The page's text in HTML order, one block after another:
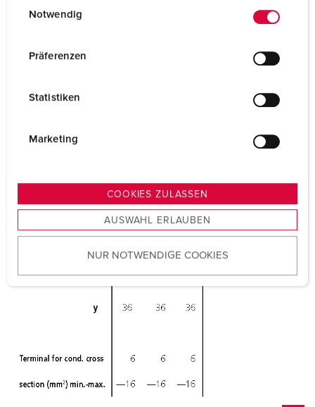
s
u
w
Notwendig
Präferenzen
Statistiken
Marketing
COOKIES ZULASSEN
AUSWAHL ERLAUBEN
NUR NOTWENDIGE COOKIES